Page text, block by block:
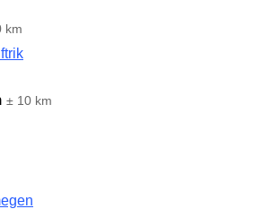
km
± 10 km